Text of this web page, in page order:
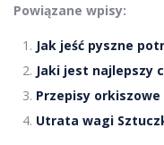
Powiązane wpisy:
Jak jeść pyszne
Jaki jest najlepszy
Przepisy
Utrata wagi